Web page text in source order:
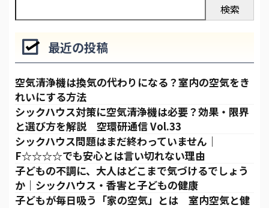
検索
最近の投稿
空気清浄機は換気の代わりになる？室内の空気をき
れいにする方法
シックハウス対策に空気清浄機は必要？効果・限界
と選び方を解説 空環研通信 Vol.33
シックハウス問題はまだ終わっていません｜
F☆☆☆☆でも安心とは言い切れない理由
子どもの不調に、大人はどこまで気づけるでしょう
か｜シックハウス・香害と子どもの健康
子どもが毎日吸う「家の空気」とは 室内空気と健